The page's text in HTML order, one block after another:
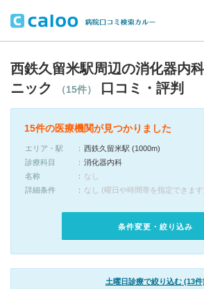
西鉄久留米駅周辺の消化器内
ニック
（15件） 口コミ・評判
15件の医療機関が見つかりました
エリア・駅
西鉄久留米駅 (1000m)
診療科目
消化器内科
名称
なし
詳細条件
なし (曜日や時間帯を指定できます
条件変更・絞り込み
土曜日診療で絞り込む (13件)